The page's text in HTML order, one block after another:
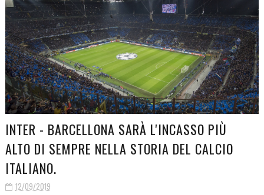
INTER - BARCELLONA SARÀ L'INCASSO PIÙ
ALTO DI SEMPRE NELLA STORIA DEL CALCIO
ITALIANO.
12/09/2019